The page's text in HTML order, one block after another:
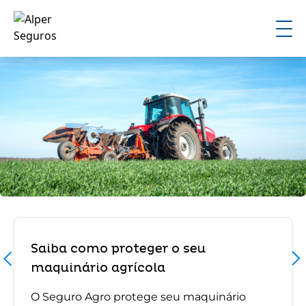
Saiba como proteger o seu
maquinário agrícola
O Seguro Agro protege seu maquinário